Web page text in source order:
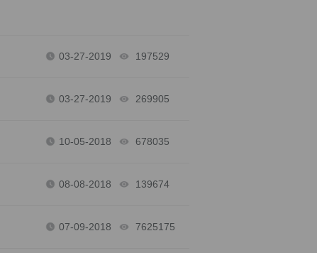
03-27-2019 197529
03-27-2019 269905
10-05-2018 678035
08-08-2018 139674
07-09-2018 7625175